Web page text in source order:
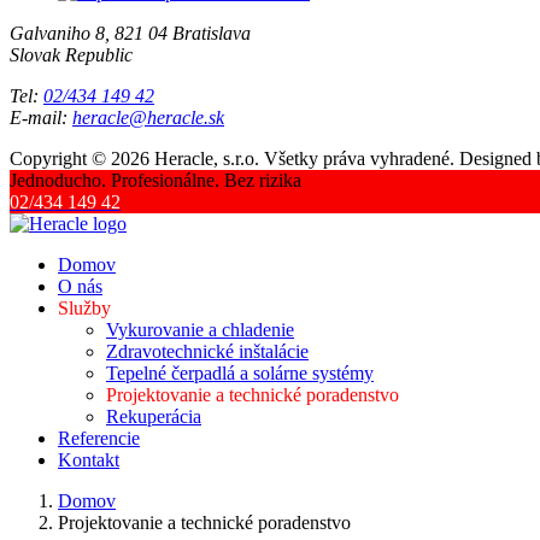
Galvaniho 8, 821 04 Bratislava
Slovak Republic
Tel: 02/434 149 42
E-mail: heracle@heracle.sk
Copyright © 2026 Heracle, s.r.o. Všetky práva vyhradené. Designed
Jednoducho. Profesionálne. Bez rizika
02/434 149 42
Domov
O nás
Služby
Vykurovanie a chladenie
Zdravotechnické inštalácie
Tepelné čerpadlá a solárne systémy
Projektovanie a technické poradenstvo
Rekuperácia
Referencie
Kontakt
Domov
Projektovanie a technické poradenstvo